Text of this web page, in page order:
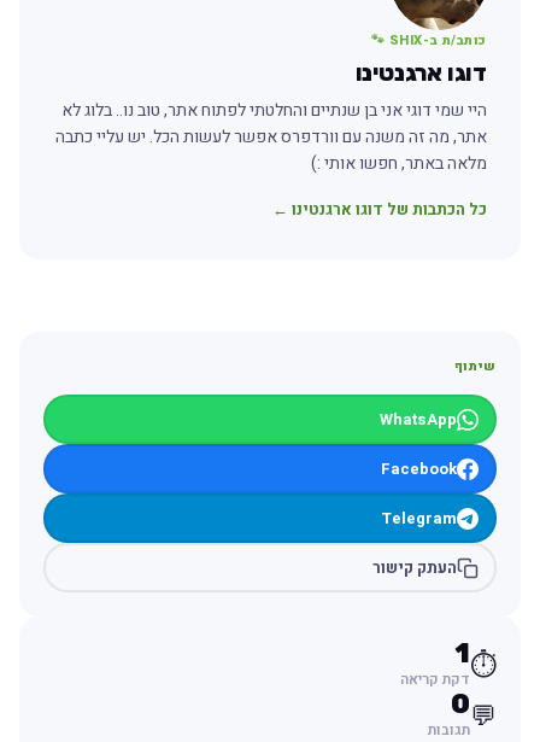
כותב/ת ב-SHIX 🐾
דוגו ארגנטינו
היי שמי דוגי אני בן שנתיים והחלטתי לפתוח אתר, טוב נו.. בלוג לא
אתר, מה זה משנה עם וורדפרס אפשר לעשות הכל. יש עליי כתבה
מלאה באתר, חפשו אותי :)
כל הכתבות של דוגו ארגנטינו ←
שיתוף
WhatsApp
Facebook
Telegram
העתק קישור
⏱️
1
דקת קריאה
💬
0
תגובות